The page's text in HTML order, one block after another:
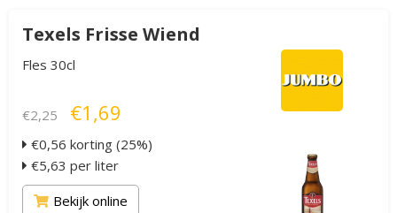
Texels Frisse Wiend
Fles 30cl
€2,25 €1,69
€0,56 korting (25%)
€5,63 per liter
Bekijk online